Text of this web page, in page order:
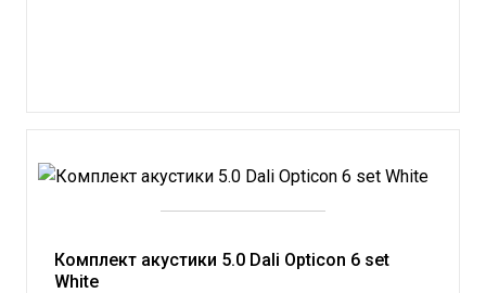
Комплект акустики 5.0 Dali Opticon 6 set
White